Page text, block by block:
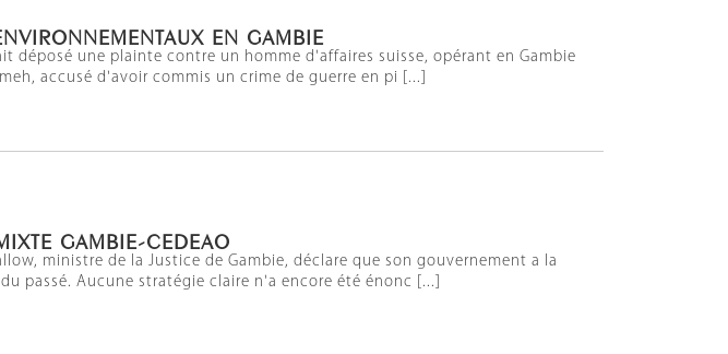
EN GAMBIE
déposé une plainte contre un homme d'affaires suisse, opérant en Gambie
accusé d'avoir commis un crime de guerre en pi [...]
GAMBIE-CEDEAO
ministre de la Justice de Gambie, déclare que son gouvernement a la
passé. Aucune stratégie claire n'a encore été énonc [...]